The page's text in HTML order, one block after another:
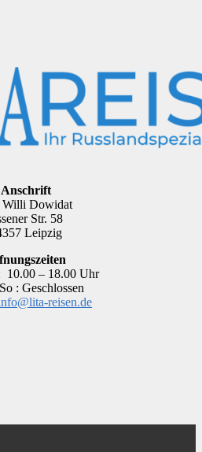
Anschrift
Willi Dowidat
Str. 58
Leipzig
10.00 – 18.00 Uhr
: Geschlossen
reisen.de